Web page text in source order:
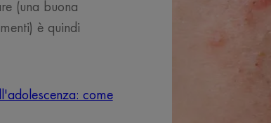
(una buona
è quindi
come